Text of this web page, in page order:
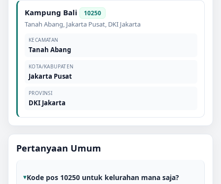
Kampung Bali 10250
Tanah Abang, Jakarta Pusat, DKI Jakarta
KECAMATAN
Tanah Abang
KOTA/KABUPATEN
Jakarta Pusat
PROVINSI
DKI Jakarta
Pertanyaan Umum
Kode pos 10250 untuk kelurahan mana saja?